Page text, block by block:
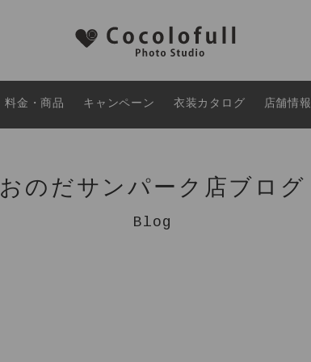
料金・商品 キャンペーン 衣装カタログ 店舗情報
おのだサンパーク店ブログ
Blog